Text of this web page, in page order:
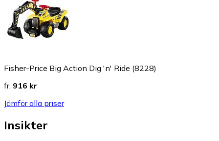
Fisher-Price Big Action Dig 'n' Ride (8228)
fr. 916 kr
Jämför alla priser
Insikter